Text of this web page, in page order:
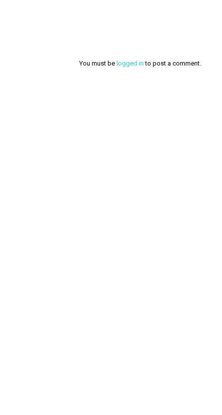
You must be logged in to post a comment.